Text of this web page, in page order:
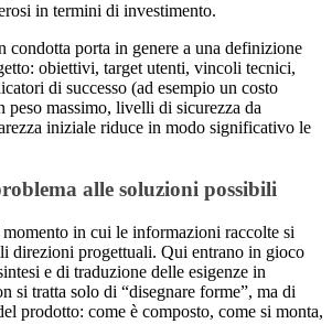
in termini di investimento.
condotta porta in genere a una definizione
obiettivi, target utenti, vincoli tecnici,
di successo (ad esempio un costo
peso massimo, livelli di sicurezza da
iniziale riduce in modo significativo le
alle soluzioni possibili
in cui le informazioni raccolte si
direzioni progettuali. Qui entrano in gioco
e di traduzione delle esigenze in
si tratta solo di “disegnare forme”, ma di
prodotto: come è composto, come si monta,